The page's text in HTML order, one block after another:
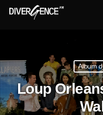
Album
Loup